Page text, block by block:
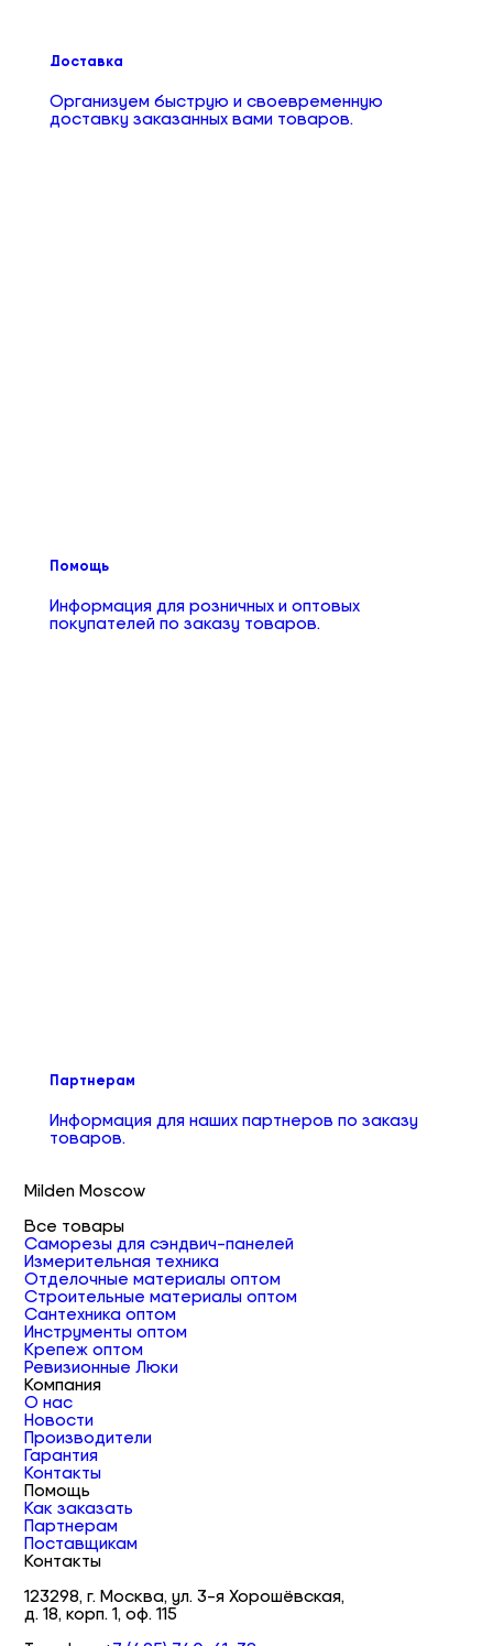
Доставка
Организуем быструю и своевременную
доставку заказанных вами товаров.
Помощь
Информация для розничных и оптовых
покупателей по заказу товаров.
Партнерам
Информация для наших партнеров по заказу
товаров.
Milden Moscow
Все товары
Саморезы для сэндвич-панелей
Измерительная техника
Отделочные материалы оптом
Строительные материалы оптом
Сантехника оптом
Инструменты оптом
Крепеж оптом
Ревизионные Люки
Компания
О нас
Новости
Производители
Гарантия
Контакты
Помощь
Как заказать
Партнерам
Поставщикам
Контакты
123298, г. Москва, ул. 3-я Хорошёвская,
д. 18, корп. 1, оф. 115